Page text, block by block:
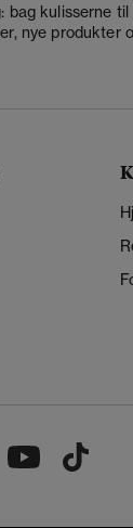
bag kulisserne til
nye produkter